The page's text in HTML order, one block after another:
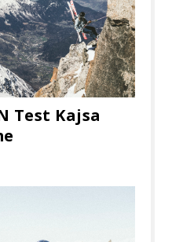
Test Kajsa